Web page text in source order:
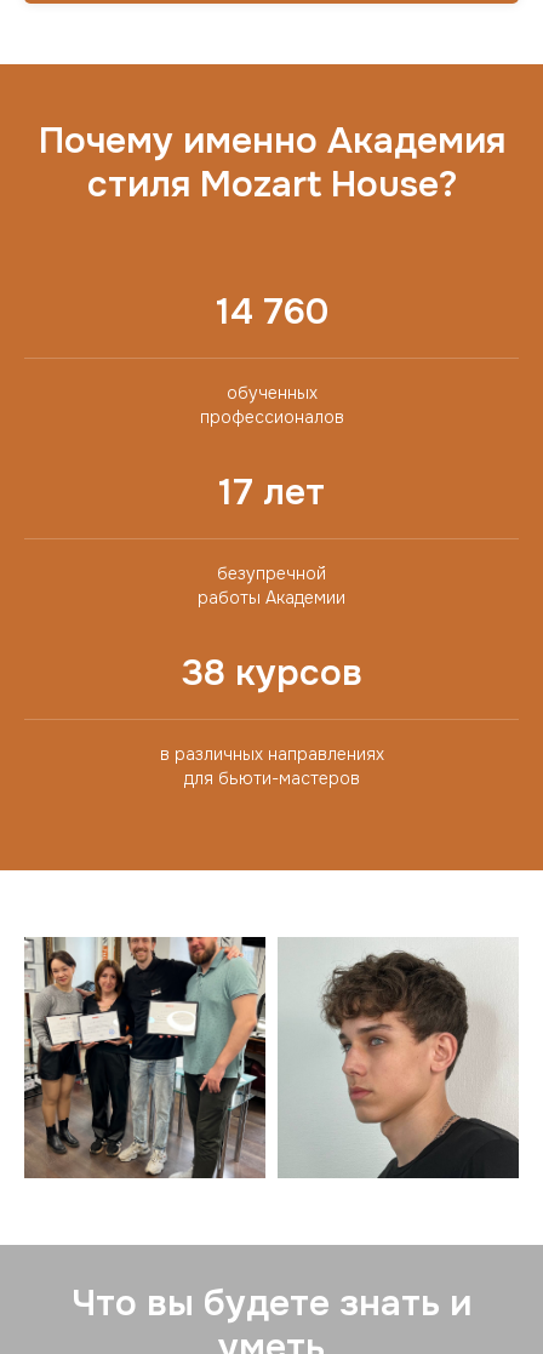
Почему именно Академия
стиля Mozart House?
14 760
обученных
профессионалов
17 лет
безупречной
работы Академии
38 курсов
в различных направлениях
для бьюти-мастеров
Что вы будете знать и